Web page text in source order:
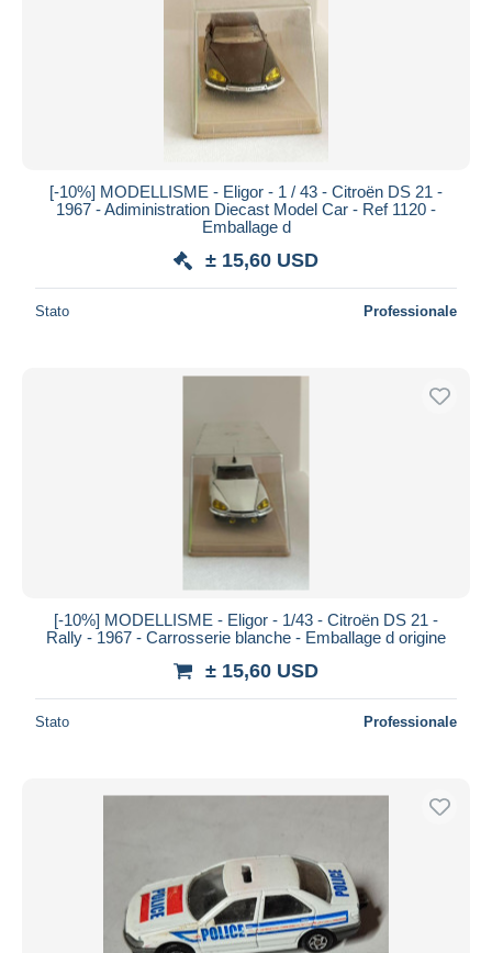
[-10%] MODELLISME - Eligor - 1 / 43 - Citroën DS 21 -
1967 - Adiministration Diecast Model Car - Ref 1120 -
Emballage d
± 15,60 USD
Stato Professionale
[-10%] MODELLISME - Eligor - 1/43 - Citroën DS 21 -
Rally - 1967 - Carrosserie blanche - Emballage d origine
± 15,60 USD
Stato Professionale